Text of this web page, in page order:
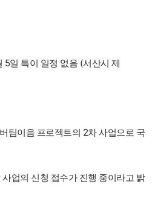
5일 특이 일정 없음 (서산시 제
팀이음 프로젝트의 2차 사업으로 국
업의 신청 접수가 진행 중이라고 밝